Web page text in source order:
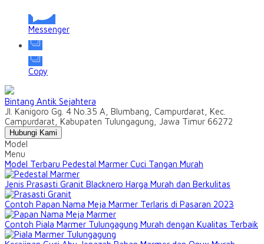
Messenger
Copy
Bintang Antik Sejahtera
Jl. Kanigoro Gg. 4 No.35 A, Blumbang, Campurdarat, Kec.
Campurdarat, Kabupaten Tulungagung, Jawa Timur 66272
Hubungi Kami
Model
Menu
Model Terbaru Pedestal Marmer Cuci Tangan Murah
Jenis Prasasti Granit Blacknero Harga Murah dan Berkulitas
Contoh Papan Nama Meja Marmer Terlaris di Pasaran 2023
Contoh Piala Marmer Tulungagung Murah dengan Kualitas Terbaik